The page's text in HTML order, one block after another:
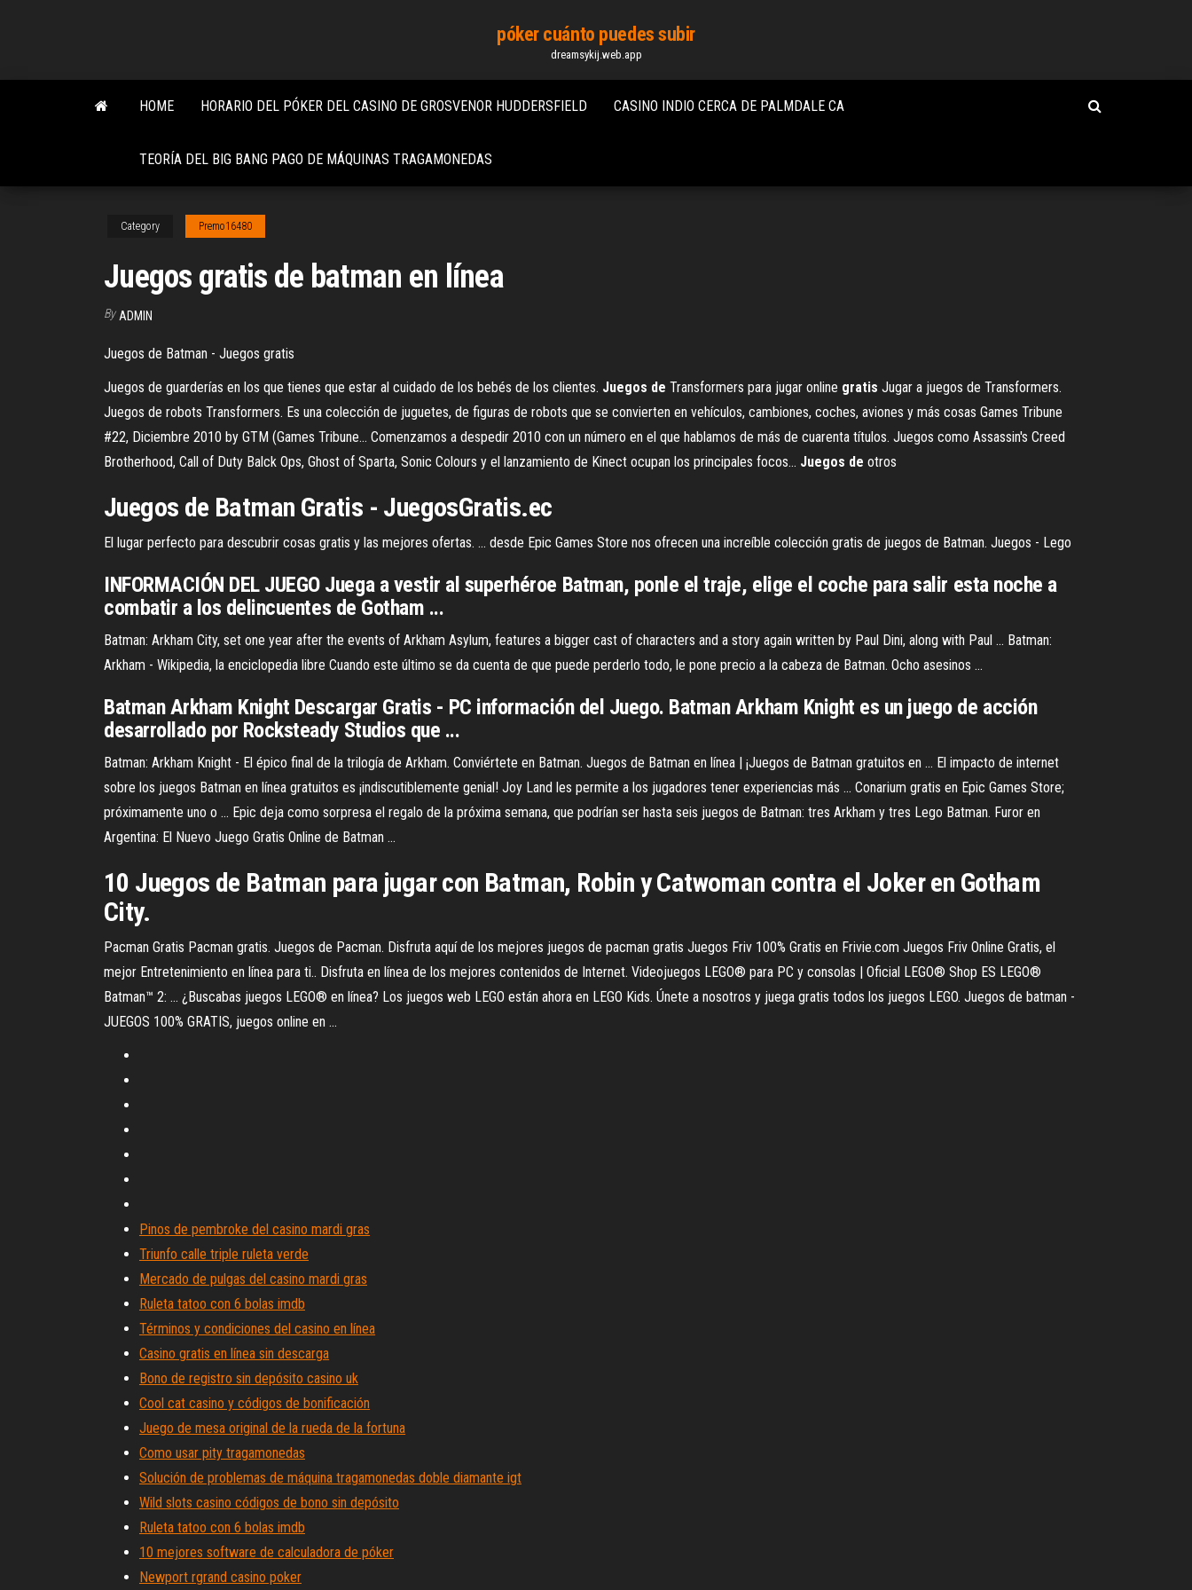
content
póker cuánto puedes subir
dreamsykij.web.app
HOME HORARIO DEL PÓKER DEL CASINO DE GROSVENOR HUDDERSFIELD CASINO INDIO CERCA DE PALMDALE CA
TEORÍA DEL BIG BANG PAGO DE MÁQUINAS TRAGAMONEDAS
Category Premo16480
Juegos gratis de batman en línea
By ADMIN
Juegos de Batman - Juegos gratis
Juegos de guarderías en los que tienes que estar al cuidado de los bebés de los clientes. Juegos de Transformers para jugar online gratis Jugar a juegos de Transformers.
Juegos de robots Transformers. Es una colección de juguetes, de figuras de robots que se convierten en vehículos, cambiones, coches, aviones y más cosas Games Tribune
#22, Diciembre 2010 by GTM (Games Tribune… Comenzamos a despedir 2010 con un número en el que hablamos de más de cuarenta títulos. Juegos como Assassin's Creed
Brotherhood, Call of Duty Balck Ops, Ghost of Sparta, Sonic Colours y el lanzamiento de Kinect ocupan los principales focos… Juegos de otros
Juegos de Batman Gratis - JuegosGratis.ec
El lugar perfecto para descubrir cosas gratis y las mejores ofertas. ... desde Epic Games Store nos ofrecen una increíble colección gratis de juegos de Batman. Juegos - Lego
INFORMACIÓN DEL JUEGO Juega a vestir al superhéroe Batman, ponle el traje, elige el coche para salir esta noche a
combatir a los delincuentes de Gotham ...
Batman: Arkham City, set one year after the events of Arkham Asylum, features a bigger cast of characters and a story again written by Paul Dini, along with Paul ... Batman:
Arkham - Wikipedia, la enciclopedia libre Cuando este último se da cuenta de que puede perderlo todo, le pone precio a la cabeza de Batman. Ocho asesinos ...
Batman Arkham Knight Descargar Gratis - PC información del Juego. Batman Arkham Knight es un juego de acción
desarrollado por Rocksteady Studios que ...
Batman: Arkham Knight - El épico final de la trilogía de Arkham. Conviértete en Batman. Juegos de Batman en línea | ¡Juegos de Batman gratuitos en ... El impacto de internet
sobre los juegos Batman en línea gratuitos es ¡indiscutiblemente genial! Joy Land les permite a los jugadores tener experiencias más ... Conarium gratis en Epic Games Store;
próximamente uno o ... Epic deja como sorpresa el regalo de la próxima semana, que podrían ser hasta seis juegos de Batman: tres Arkham y tres Lego Batman. Furor en
Argentina: El Nuevo Juego Gratis Online de Batman ...
10 Juegos de Batman para jugar con Batman, Robin y Catwoman contra el Joker en Gotham
City.
Pacman Gratis Pacman gratis. Juegos de Pacman. Disfruta aquí de los mejores juegos de pacman gratis Juegos Friv 100% Gratis en Frivie.com Juegos Friv Online Gratis, el
mejor Entretenimiento en línea para ti.. Disfruta en línea de los mejores contenidos de Internet. Videojuegos LEGO® para PC y consolas | Oficial LEGO® Shop ES LEGO®
Batman™ 2: ... ¿Buscabas juegos LEGO® en línea? Los juegos web LEGO están ahora en LEGO Kids. Únete a nosotros y juega gratis todos los juegos LEGO. Juegos de batman -
JUEGOS 100% GRATIS, juegos online en ...
Pinos de pembroke del casino mardi gras
Triunfo calle triple ruleta verde
Mercado de pulgas del casino mardi gras
Ruleta tatoo con 6 bolas imdb
Términos y condiciones del casino en línea
Casino gratis en línea sin descarga
Bono de registro sin depósito casino uk
Cool cat casino y códigos de bonificación
Juego de mesa original de la rueda de la fortuna
Como usar pity tragamonedas
Solución de problemas de máquina tragamonedas doble diamante igt
Wild slots casino códigos de bono sin depósito
Ruleta tatoo con 6 bolas imdb
10 mejores software de calculadora de póker
Newport rgrand casino poker